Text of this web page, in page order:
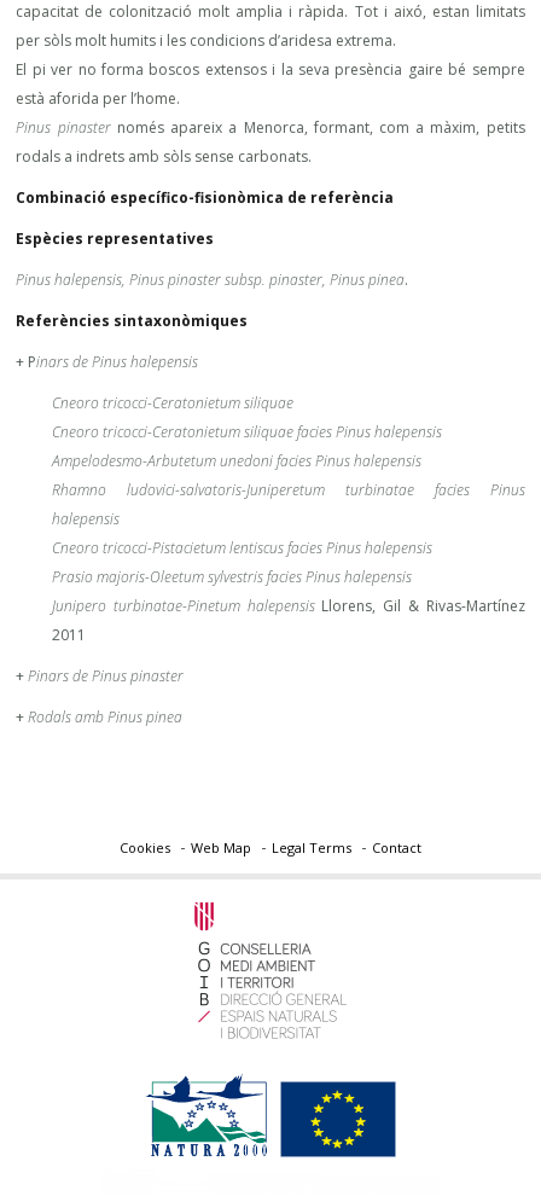
capacitat de colonització molt amplia i ràpida. Tot i aixó, estan limitats
per sòls molt humits i les condicions d’aridesa extrema.
El pi ver no forma boscos extensos i la seva presència gaire bé sempre
està aforida per l’home.
Pinus pinasternomés apareix a Menorca, formant, com a màxim, petits
rodals a indrets amb sòls sense carbonats.
Combinació específico-fisionòmica de referència
Espècies representatives
Pinus halepensis, Pinus pinaster subsp. pinaster, Pinus pinea.
Referències sintaxonòmiques
+ Pinars de Pinus halepensis
Cneoro tricocci-Ceratonietum siliquae
Cneoro tricocci-Ceratonietum siliquae facies Pinus halepensis
Ampelodesmo-Arbutetum unedoni facies Pinus halepensis
Rhamno ludovici-salvatoris-Juniperetum turbinatae facies Pinus
halepensis
Cneoro tricocci-Pistacietum lentiscus facies Pinus halepensis
Prasio majoris-Oleetum sylvestris facies Pinus halepensis
Junipero turbinatae-Pinetum halepensisLlorens, Gil & Rivas-Martínez
2011
+Pinars de Pinus pinaster
+Rodals amb Pinus pinea
Cookies Web Map Legal Terms Contact